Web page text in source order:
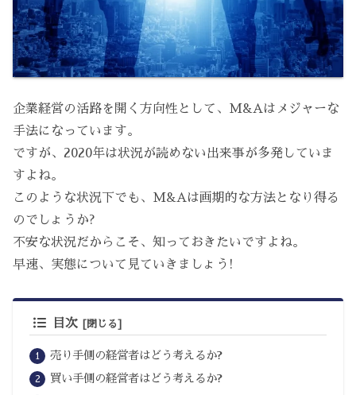
企業経営の活路を開く方向性として、M&Aはメジャーな
手法になっています。
ですが、2020年は状況が読めない出来事が多発していま
すよね。
このような状況下でも、M&Aは画期的な方法となり得る
のでしょうか?
不安な状況だからこそ、知っておきたいですよね。
早速、実態について見ていきましょう!
目次
売り手側の経営者はどう考えるか?
買い手側の経営者はどう考えるか?